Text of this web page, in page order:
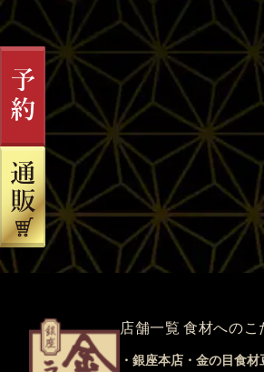
店舗一覧
銀座本店
食材へのこ
金の目食材